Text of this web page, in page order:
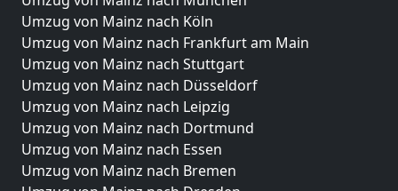
Umzug von Mainz nach Köln
Umzug von Mainz nach Frankfurt am Main
Umzug von Mainz nach Stuttgart
Umzug von Mainz nach Düsseldorf
Umzug von Mainz nach Leipzig
Umzug von Mainz nach Dortmund
Umzug von Mainz nach Essen
Umzug von Mainz nach Bremen